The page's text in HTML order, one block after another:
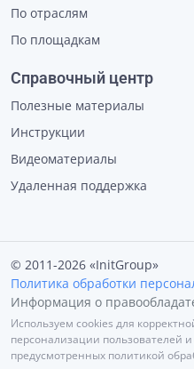
По отраслям
По площадкам
Справочный центр
Полезные материалы
Инструкции
Видеоматериалы
Удаленная поддержка
© 2011-2026 «InitGroup»
Политика обработки
Информация о
Используем cookies для
персонализации пользователей и
предусмотренных политикой